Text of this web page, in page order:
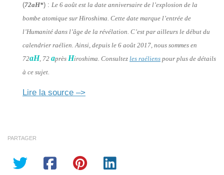
(72aH*) : Le 6 août est la date anniversaire de l’explosion de la
bombe atomique sur Hiroshima. Cette date marque l’entrée de
l’Humanité dans l’âge de la révélation. C’est par ailleurs le début du
calendrier raélien. Ainsi, depuis le 6 août 2017, nous sommes en
72aH, 72 après Hiroshima. Consultez les raéliens pour plus de détails
à ce sujet.
Lire la source –>
PARTAGER